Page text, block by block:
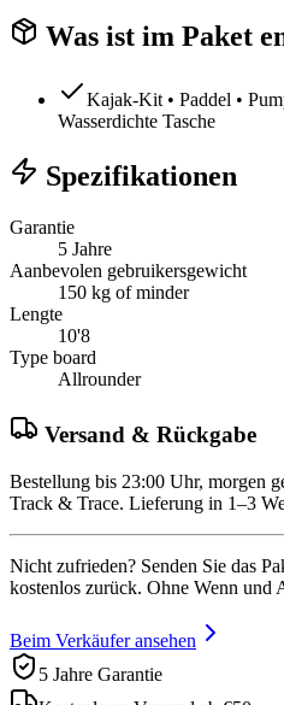
Was ist im Paket
Kajak-Kit • Paddel •
Wasserdichte Tasche
Spezifikationen
Garantie
5 Jahre
Aanbevolen gebruikersgewicht
150 kg of minder
Lengte
10'8
Type board
Allrounder
Versand & Rückgabe
Bestellung bis 23:00 Uhr, morgen
Track & Trace. Lieferung in 1–3
Nicht zufrieden? Senden Sie das
kostenlos zurück. Ohne Wenn und
Beim Verkäufer ansehen
5 Jahre Garantie